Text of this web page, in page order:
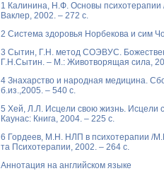
1 Калинина, Н.Ф. Основы
Ваклер, 2002. – 272 с.
2 Система здоровья Норбекова и сим
3 Сытин, Г.Н. метод СОЭВУС.
Г.Н.Сытин. – М.: Животворящая сила,
4 Знахарство и народная медицина.
б.из.,2005. – 540 с.
5 Хей, Л.Л. Исцели свою жизнь. Исцели
Каунас: Книга, 2004. – 225 с.
6 Гордеев, М.Н. НЛП в психотерапии /
та Психотерапии, 2002. – 264 с.
Аннотация на английском языке